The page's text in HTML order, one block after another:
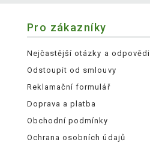
Pro zákazníky
Nejčastější otázky a odpovědi
Odstoupit od smlouvy
Reklamační formulář
Doprava a platba
Obchodní podmínky
Ochrana osobních údajů